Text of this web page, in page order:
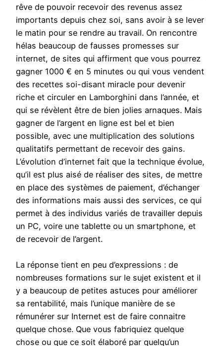
rêve de pouvoir recevoir des revenus assez
importants depuis chez soi, sans avoir à se lever
le matin pour se rendre au travail. On rencontre
hélas beaucoup de fausses promesses sur
internet, de sites qui affirment que vous pourrez
gagner 1000 € en 5 minutes ou qui vous vendent
des recettes soi-disant miracle pour devenir
riche et circuler en Lamborghini dans l’année, et
qui se révèlent être de bien jolies arnaques. Mais
gagner de l’argent en ligne est bel et bien
possible, avec une multiplication des solutions
qualitatifs permettant de recevoir des gains.
L’évolution d’internet fait que la technique évolue,
qu’il est plus aisé de réaliser des sites, de mettre
en place des systèmes de paiement, d’échanger
des informations mais aussi des services, ce qui
permet à des individus variés de travailler depuis
un PC, voire une tablette ou un smartphone, et
de recevoir de l’argent.
La réponse tient en peu d’expressions : de
nombreuses formations sur le sujet existent et il
y a beaucoup de petites astuces pour améliorer
sa rentabilité, mais l’unique manière de se
rémunérer sur Internet est de faire connaitre
quelque chose. Que vous fabriquiez quelque
chose ou que ce soit élaboré par quelqu’un